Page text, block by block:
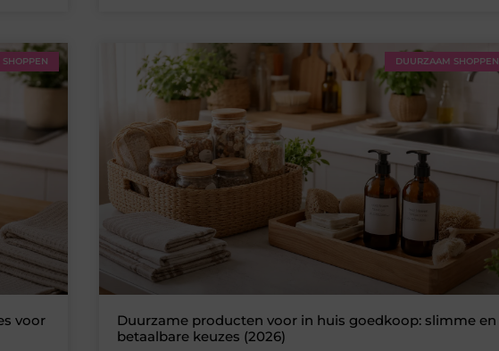
voor
DUURZAAM SHOPPEN
Duurzame producten voor in huis goedkoop: slimme en
betaalbare keuzes (2026)